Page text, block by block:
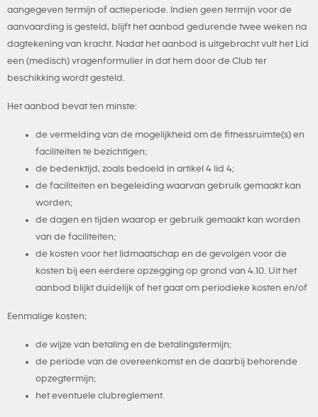
aangegeven termijn of actieperiode. Indien geen termijn voor de
aanvaarding is gesteld, blijft het aanbod gedurende twee weken na
dagtekening van kracht. Nadat het aanbod is uitgebracht vult het Lid
een (medisch) vragenformulier in dat hem door de Club ter
beschikking wordt gesteld.
Het aanbod bevat ten minste:
de vermelding van de mogelijkheid om de fitnessruimte(s) en
faciliteiten te bezichtigen;
de bedenktijd, zoals bedoeld in artikel 4 lid 4;
de faciliteiten en begeleiding waarvan gebruik gemaakt kan
worden;
de dagen en tijden waarop er gebruik gemaakt kan worden
van de faciliteiten;
de kosten voor het lidmaatschap en de gevolgen voor de
kosten bij een eerdere opzegging op grond van 4.10. Uit het
aanbod blijkt duidelijk of het gaat om periodieke kosten en/of
Eenmalige kosten;
de wijze van betaling en de betalingstermijn;
de periode van de overeenkomst en de daarbij behorende
opzegtermijn;
het eventuele clubreglement.